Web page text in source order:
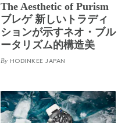
The Aesthetic of Purism
ブレゲ 新しいトラディ
ションが示すネオ・ブル
ータリズム的構造美
By HODINKEE JAPAN